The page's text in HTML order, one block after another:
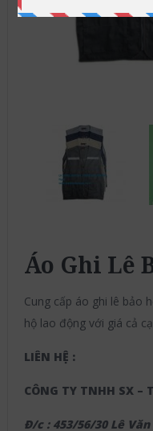
Áo Ghi Lê
Cung cấp áo ghi lê bảo
hộ lao động với giá cả
LIÊN HỆ :
CÔNG TY TNHH SX –
Đ/c : 453/56/30 Lê